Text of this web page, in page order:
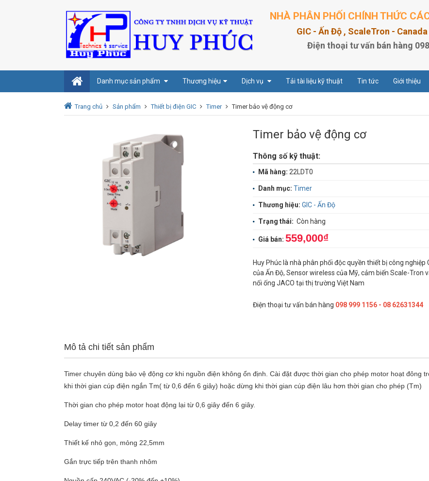
NHÀ PHÂN PHỐI CHÍNH THỨC
GIC - Ấn Độ , ScaleTron -
Điện thoại tư vấn bán hàng
Danh mục sản phẩm Thương hiệu Dịch vụ Tải tài liệu kỹ thuật Tin tức Giới thiệu
Trang chủ Sản phẩm Thiết bị điện GIC Timer Timer bảo vệ động cơ
Timer bảo vệ động cơ
Thông số kỹ thuật:
Mã hàng: 22LDT0
Danh mục: Timer
Thương hiệu: GIC - Ấn Độ
Trạng thái: Còn hàng
Giá bán: 559,000₫
Huy Phúc là nhà phân phối độc quyền thiết bị công nghiệp
của Ấn Độ, Sensor wireless của Mỹ, cảm biến Scale-Tron
nối ống JACO tại thị trường Việt Nam
Điện thoại tư vấn bán hàng 098 999 1156 - 08 62631344
Mô tả chi tiết sản phẩm
Timer chuyên dùng bảo vệ động cơ khi nguồn điện không ổn định. Cài đặt được thời gian cho phép motor hoạt đông
khi thời gian cúp điện ngắn Tm( từ 0,6 đến 6 giây) hoặc dừng khi thời gian cúp điện lâu hơn thời gian cho phép (Tm)
Thời gian cho phép motor hoạt động lại từ 0,6 giây đến 6 giây.
Delay timer từ 0,2 đến 60 giây
Thiết kế nhỏ gọn, mỏng 22,5mm
Gắn trực tiếp trên thanh nhôm